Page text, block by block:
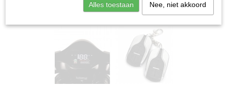
Alles toestaan Nee, niet akkoord